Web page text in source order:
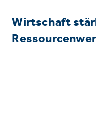
Wirtschaft